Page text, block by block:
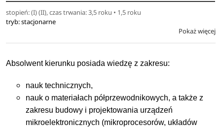
bionanotechnologii, nanocząstek, neuroelektroniki,
optycznych metod badania materiałów, metod fizycznych w
biologii i medycynie, inżynierii materiałowej (w tym
implantacyjnych, biomateriałów metalicznych i
kompozytowych, biomechaniki i robotyki, modelowania
struktur i procesów biologicznych, telechirurgii i robotyki
medycznej, zaawansowanych systemów sterowania w
urządzeniach medycznych, diagnostyki akustyczne
stopień: (I) (II), czas trwania: 3,5 roku • 1,5 roku
tryb: stacjonarne
Pokaż więcej
Absolwent kierunku posiada wiedzę z zakresu:
nauk technicznych,
nauk o materiałach półprzewodnikowych, a także z
zakresu budowy i projektowania urządzeń
mikroelektronicznych (mikroprocesorów, układów